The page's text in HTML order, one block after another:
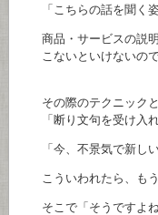
「こちらの話を聞く姿
商品・サービスの説明
こないといけないので
その際のテクニックと
「断り文句を受け入れ
「今、不景気で新しい
こういわれたら、もう
そこで「そうですよね